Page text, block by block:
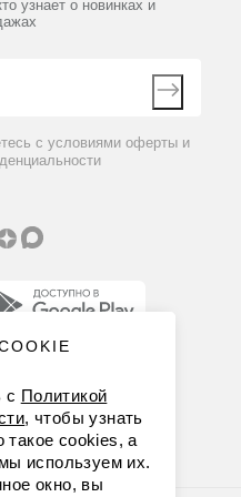
узнает о новинках и
с условиями оферты и
01-52
m.ru
с Политикой
, чтобы узнать
cookies, а
используем их.
окно, вы